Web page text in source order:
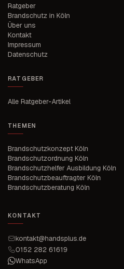
Ratgeber
Brandschutz in Köln
Über uns
Kontakt
Impressum
Datenschutz
RATGEBER
Alle Ratgeber-Artikel
THEMEN
Brandschutzkonzept Köln
Brandschutzordnung Köln
Brandschutzhelfer Ausbildung Köln
Brandschutzbeauftragter Köln
Brandschutzberatung Köln
KONTAKT
kontakt@handsplus.de
0152 282 61619
WhatsApp